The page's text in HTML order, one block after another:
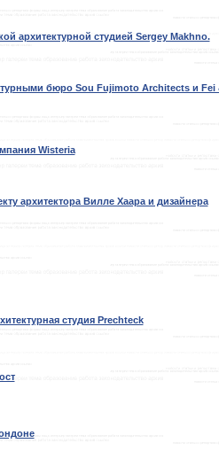
архитектурной студией Sergey Makhno.
бюро Sou Fujimoto Architects и Fei
Wisteria
архитектора Вилле Хаара и дизайнера
студия Prechteck